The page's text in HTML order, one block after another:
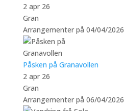
2 apr 26
Gran
Arrangementer på 04/04/2026
Påsken på Granavollen
2 apr 26
Gran
Arrangementer på 06/04/2026